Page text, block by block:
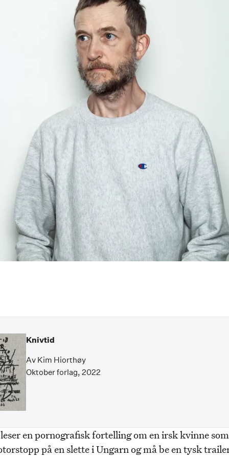
Knivtid
Av Kim Hiorthøy
Oktober forlag, 2022
en pornografisk fortelling om en irsk kvinne
på en slette i Ungarn og må be en tysk